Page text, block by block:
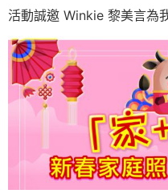
活動誠邀 Winkie 黎美言為